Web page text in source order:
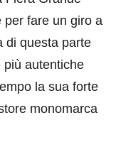
fare un giro a
di questa parte
più autentiche
la sua forte
monomarca